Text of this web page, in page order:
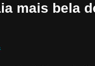
mais bela